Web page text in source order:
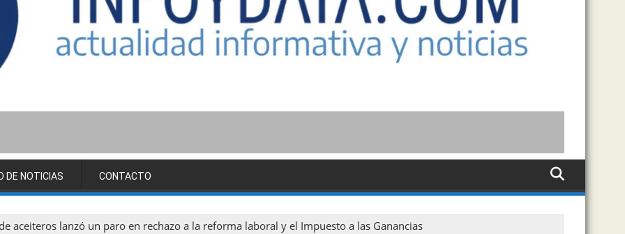
DE NOTICIAS CONTACTO
aceiteros lanzó un paro en rechazo a la reforma laboral y el Impuesto a las Ganancias